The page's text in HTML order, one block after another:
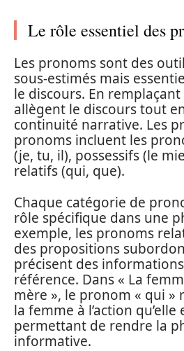
Le rôle essentiel des
Les pronoms sont des
sous-estimés mais
le discours. En
allègent le discours tout
continuité narrative. Les
pronoms incluent les
(je, tu, il), possessifs (le
relatifs (qui, que).
Chaque catégorie de
rôle spécifique dans une
exemple, les pronoms
des propositions
précisent des
référence. Dans « La
mère », le pronom « qui »
la femme à l’action qu’elle
permettant de rendre la
informative.